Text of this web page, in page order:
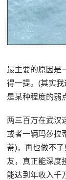
最主要的原因是
得一提。(其实
是某种程度的弱
两三百万在武汉
或者一辆玛莎拉
蒂)，再也做不
友，真正能深度
能达到年收入千